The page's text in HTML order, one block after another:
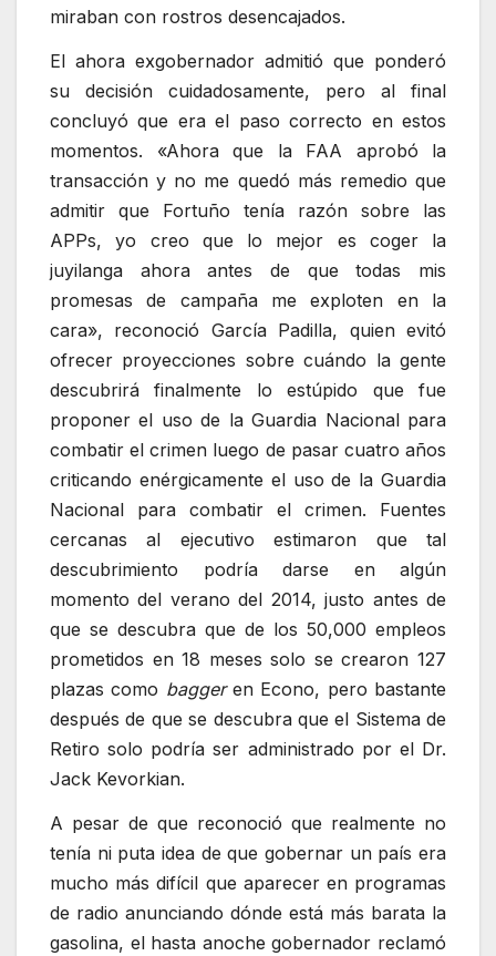
miraban con rostros desencajados.
El ahora exgobernador admitió que ponderó
su decisión cuidadosamente, pero al final
concluyó que era el paso correcto en estos
momentos. «Ahora que la FAA aprobó la
transacción y no me quedó más remedio que
admitir que Fortuño tenía razón sobre las
APPs, yo creo que lo mejor es coger la
juyilanga ahora antes de que todas mis
promesas de campaña me exploten en la
cara», reconoció García Padilla, quien evitó
ofrecer proyecciones sobre cuándo la gente
descubrirá finalmente lo estúpido que fue
proponer el uso de la Guardia Nacional para
combatir el crimen luego de pasar cuatro años
criticando enérgicamente el uso de la Guardia
Nacional para combatir el crimen. Fuentes
cercanas al ejecutivo estimaron que tal
descubrimiento podría darse en algún
momento del verano del 2014, justo antes de
que se descubra que de los 50,000 empleos
prometidos en 18 meses solo se crearon 127
plazas como baggeren Econo, pero bastante
después de que se descubra que el Sistema de
Retiro solo podría ser administrado por el Dr.
Jack Kevorkian.
A pesar de que reconoció que realmente no
tenía ni puta idea de que gobernar un país era
mucho más difícil que aparecer en programas
de radio anunciando dónde está más barata la
gasolina, el hasta anoche gobernador reclamó